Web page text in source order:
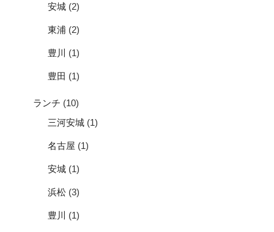
安城 (2)
東浦 (2)
豊川 (1)
豊田 (1)
ランチ (10)
三河安城 (1)
名古屋 (1)
安城 (1)
浜松 (3)
豊川 (1)